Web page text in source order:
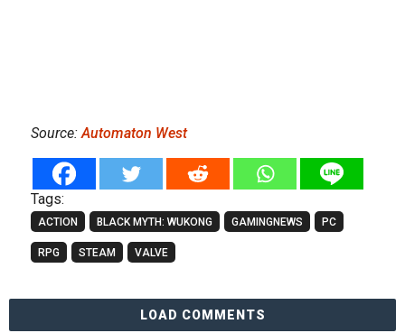
Source: Automaton West
Tags:
ACTION BLACK MYTH: WUKONG GAMINGNEWS PC
RPG STEAM VALVE
LOAD COMMENTS